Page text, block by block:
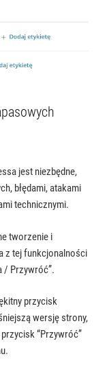
jest niezbędne,
błędami, atakami
technicznymi.
tworzenie i
z tej funkcjonalności
/ Przywróć”.
przycisk
wersję strony,
“Przywróć”